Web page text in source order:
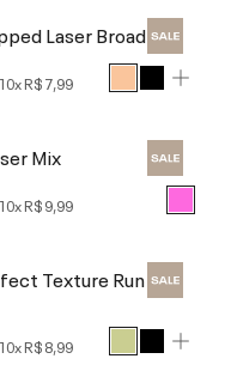
Laser Broad
10xR$ 7,99
Mix
10xR$ 9,99
Texture Run
10xR$ 8,99